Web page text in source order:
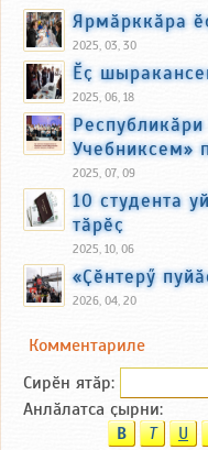
Ярмӑрккӑра
2025, 03, 30
Ӗҫ
2025, 06, 18
Учебниксем»
2025, 07, 09
10 студента
тӑрӗҫ
2025, 10, 06
«Ҫӗнтерӳ
2026, 04, 20
Комментариле
Сирӗн ятӑp:
Анлӑлатса ҫырни:
B T U